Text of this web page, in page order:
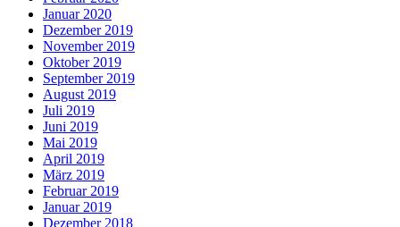
Januar 2020
Dezember 2019
November 2019
Oktober 2019
September 2019
August 2019
Juli 2019
Juni 2019
Mai 2019
April 2019
März 2019
Februar 2019
Januar 2019
Dezember 2018